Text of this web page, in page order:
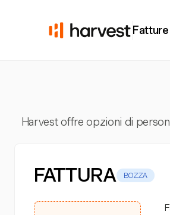
Fatture
Harvest offre opzioni di
FATTURA BOZZA